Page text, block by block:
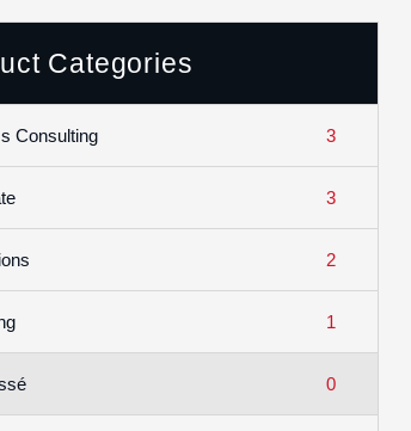
Categories
Consulting 3
3
2
1
0